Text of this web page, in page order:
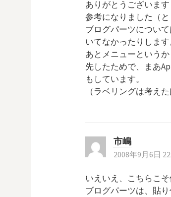
ョ
ン
ありがとうございます
参考になりました（と
ブログパーツについ
いてなかったりします
あとメニューという
先したためで、まあ
もしています。
（ラベリングは考え
市嶋
2008年9月6日
いえいえ、こちらこ
ブログパーツは、貼